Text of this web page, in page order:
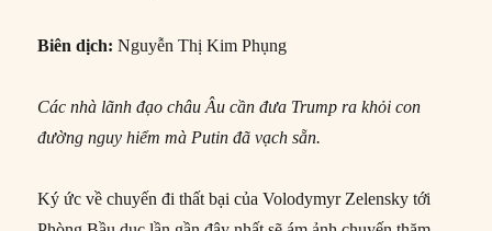
Biên dịch: Nguyễn Thị Kim Phụng
Các nhà lãnh đạo châu Âu cần đưa Trump ra khỏi con
đường nguy hiểm mà Putin đã vạch sẵn.
Ký ức về chuyến đi thất bại của Volodymyr Zelensky tới